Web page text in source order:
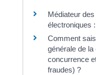
Médiateur
électroniques
Comment
générale de
concurrence
fraudes) ?